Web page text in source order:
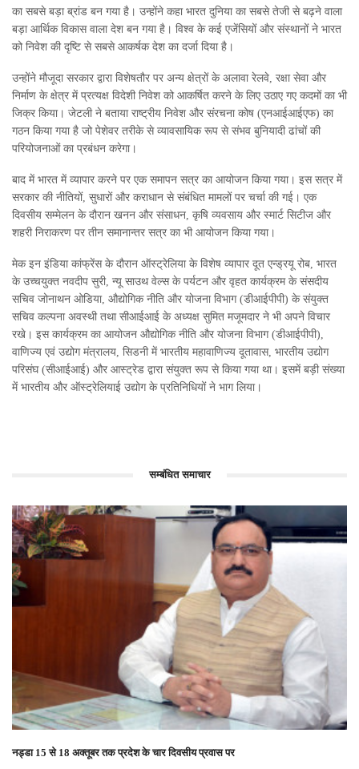
का सबसे बड़ा ब्रांड बन गया है। उन्‍होंने कहा भारत दुनिया का सबसे तेजी से बढ़ने वाला
बड़ा आर्थिक विकास वाला देश बन गया है। विश्‍व के कई एजेंसियों और संस्‍थानों ने भारत
को निवेश की दृष्टि से सबसे आकर्षक देश का दर्जा दिया है।
उन्‍होंने मौजूदा सरकार द्वारा विशेषतौर पर अन्‍य क्षेत्रों के अलावा रेलवे, रक्षा सेवा और
निर्माण के क्षेत्र में प्रत्‍यक्ष विदेशी निवेश को आकर्षित करने के लिए उठाए गए कदमों का भी
जिक्र किया। जेटली ने बताया राष्‍ट्रीय निवेश और संरचना कोष (एनआईआईएफ) का
गठन किया गया है जो पेशेवर तरीके से व्‍यावसायिक रूप से संभव बुनियादी ढांचों की
परियोजनाओं का प्रबंधन करेगा।
बाद में भारत में व्‍यापार करने पर एक समापन सत्र का आयोजन किया गया। इस सत्र में
सरकार की नीतियों, सुधारों और कराधान से संबंधित मामलों पर चर्चा की गई। एक
दिवसीय सम्‍मेलन के दौरान खनन और संसाधन, कृषि व्‍यवसाय और स्‍मार्ट सिटीज और
शहरी निराकरण पर तीन समानान्‍तर सत्र का भी आयोजन किया गया।
मेक इन इंडिया कांफ्रेंस के दौरान ऑस्‍ट्रेलिया के विशेष व्‍यापार दूत एन्‍ड्रयू रोब, भारत
के उच्‍चयुक्‍त नवदीप सुरी, न्‍यू साउथ वेल्‍स के पर्यटन और वृ‍हत कार्यक्रम के संसदीय
सचिव जोनाथन ओडिया, औद्योगिक नीति और योजना विभाग (डीआईपीपी) के संयुक्‍त
सचिव कल्‍पना अवस्‍थी तथा सीआईआई के अध्‍यक्ष सुमित मजूमदार ने भी अपने विचार
रखे। इस कार्यक्रम का आयोजन औद्योगिक नीति और योजना विभाग (डीआईपीपी),
वाणिज्‍य एवं उद्योग मंत्रालय, सिडनी में भारतीय महावाणिज्‍य दूतावास, भारतीय उद्योग
परिसंघ (सीआईआई) और आस्‍ट्रेड द्वारा संयुक्‍त रूप से किया गया था। इसमें बड़ी संख्‍या
में भारतीय और ऑस्‍ट्रेलियाई उद्योग के प्रतिनिधियों ने भाग लिया।
सम्बंधित समाचार
नड्डा 15 से 18 अक्तूबर तक प्रदेश के चार दिवसीय प्रवास पर